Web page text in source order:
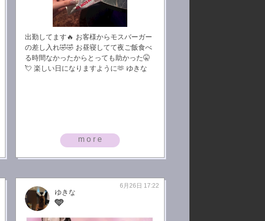
出勤してます🔥 お客様からモスバーガー
の差し入れ🤣🤣 お昼寝してて夜ご飯食べ
る時間なかったからとっても助かった🤫
💘 楽しい日になりますように🫶 ゆきな
more
ゆきな
🩵
6月26日 17:22